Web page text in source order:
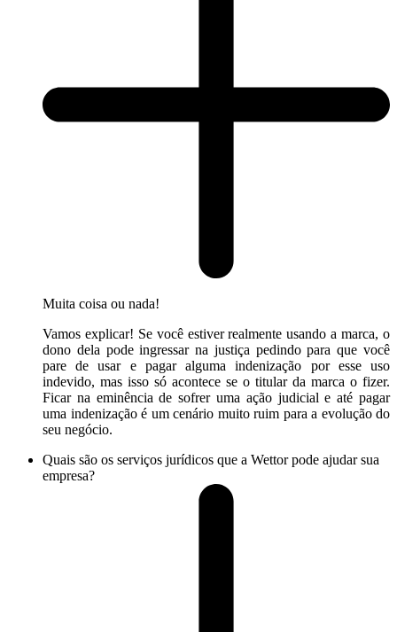
Muita coisa ou nada!
Vamos explicar! Se você estiver realmente usando a marca, o
dono dela pode ingressar na justiça pedindo para que você
pare de usar e pagar alguma indenização por esse uso
indevido, mas isso só acontece se o titular da marca o fizer.
Ficar na eminência de sofrer uma ação judicial e até pagar
uma indenização é um cenário muito ruim para a evolução do
seu negócio.
Quais são os serviços jurídicos que a Wettor pode ajudar sua
empresa?